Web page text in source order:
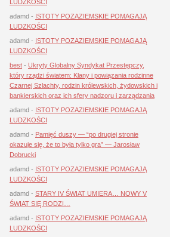
LUDZKOŚCI
adamd - ISTOTY POZAZIEMSKIE POMAGAJĄ
LUDZKOŚCI
adamd - ISTOTY POZAZIEMSKIE POMAGAJĄ
LUDZKOŚCI
best - Ukryty Globalny Syndykat Przestępczy,
który rządzi światem: Klany i powiązania rodzinne
Czarnej Szlachty, rodzin królewskich, żydowskich i
bankierskich oraz ich sfery nadzoru i zarządzania
adamd - ISTOTY POZAZIEMSKIE POMAGAJĄ
LUDZKOŚCI
adamd - Pamięć duszy — “po drugiej stronie
okazuje się, że to była tylko gra” — Jarosław
Dobrucki
adamd - ISTOTY POZAZIEMSKIE POMAGAJĄ
LUDZKOŚCI
adamd - STARY IV ŚWIAT UMIERA… NOWY V
ŚWIAT SIĘ RODZI…
adamd - ISTOTY POZAZIEMSKIE POMAGAJĄ
LUDZKOŚCI